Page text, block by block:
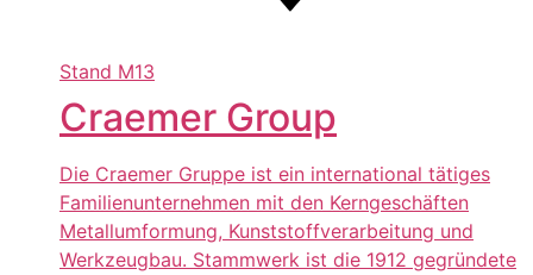
Stand M13
Craemer Group
Die Craemer Gruppe ist ein international tätiges
Familienunternehmen mit den Kerngeschäften
Metallumformung, Kunststoffverarbeitung und
Werkzeugbau. Stammwerk ist die 1912 gegründete